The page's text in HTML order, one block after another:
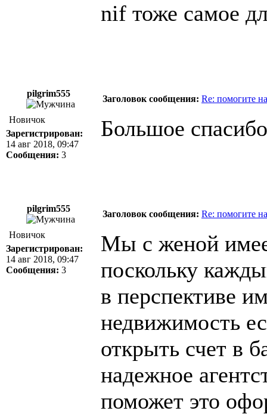
nif тоже самое
pilgrim555
Заголовок сообщения: Re: помогите
Новичок
Зарегистрирован:
14 авг 2018, 09:47
Сообщения: 3
Большое
pilgrim555
Заголовок сообщения: Re: помогите
Новичок
Зарегистрирован:
14 авг 2018, 09:47
Сообщения: 3
Мы с женой
поскольку
в перспективе
недвижимость
открыть счет в
надежное
поможет это